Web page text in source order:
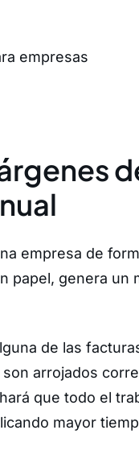
empresa de
papel, genera un
de las
arrojados
que todo el
mayor